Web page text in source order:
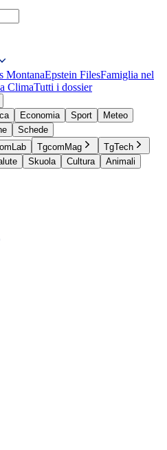
MontanaEpstein FilesFamiglia nel
ClimaTutti i dossier
Economia Sport
Meteo
Schede
TgcomMag
TgTech
Skuola Cultura
Animali